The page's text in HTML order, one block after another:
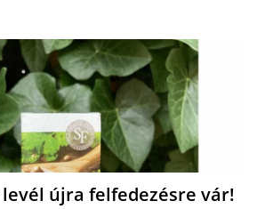
újra felfedezésre vár!